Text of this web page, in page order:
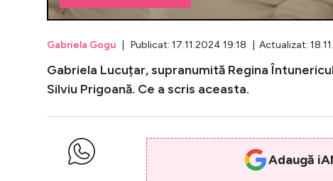
Gabriela Gogu | Publicat: 17.11.2024 19:18 | Actualizat:
Gabriela Lucuțar, supranumită Regina
Silviu Prigoană. Ce a scris aceasta.
Adaugă